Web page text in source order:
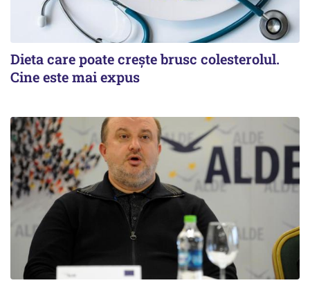
Dieta care poate crește brusc colesterolul.
Cine este mai expus